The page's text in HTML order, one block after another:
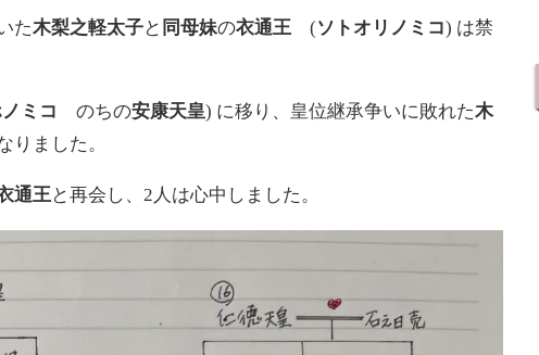
た木梨之軽太子と 同母妹の衣通王 (ソトオリノミコ) は禁
ミコ のちの安康天皇) に移り、皇位継承争いに敗れた木
りました。
通王と再会し、2人は心中しました。